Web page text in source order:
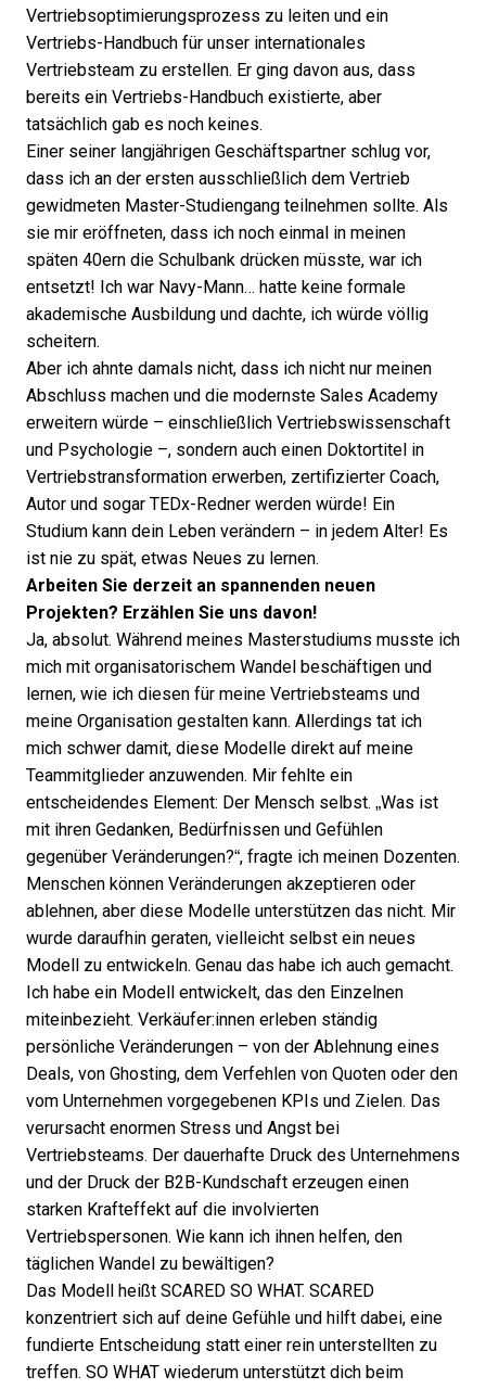
Vertriebsoptimierungsprozess zu leiten und ein
Vertriebs-Handbuch für unser internationales
Vertriebsteam zu erstellen. Er ging davon aus, dass
bereits ein Vertriebs-Handbuch existierte, aber
tatsächlich gab es noch keines.
Einer seiner langjährigen Geschäftspartner schlug vor,
dass ich an der ersten ausschließlich dem Vertrieb
gewidmeten Master-Studiengang teilnehmen sollte. Als
sie mir eröffneten, dass ich noch einmal in meinen
späten 40ern die Schulbank drücken müsste, war ich
entsetzt! Ich war Navy-Mann… hatte keine formale
akademische Ausbildung und dachte, ich würde völlig
scheitern.
Aber ich ahnte damals nicht, dass ich nicht nur meinen
Abschluss machen und die modernste Sales Academy
erweitern würde – einschließlich Vertriebswissenschaft
und Psychologie –, sondern auch einen Doktortitel in
Vertriebstransformation erwerben, zertifizierter Coach,
Autor und sogar TEDx-Redner werden würde! Ein
Studium kann dein Leben verändern – in jedem Alter! Es
ist nie zu spät, etwas Neues zu lernen.
Arbeiten Sie derzeit an spannenden neuen
Projekten? Erzählen Sie uns davon!
Ja, absolut. Während meines Masterstudiums musste ich
mich mit organisatorischem Wandel beschäftigen und
lernen, wie ich diesen für meine Vertriebsteams und
meine Organisation gestalten kann. Allerdings tat ich
mich schwer damit, diese Modelle direkt auf meine
Teammitglieder anzuwenden. Mir fehlte ein
entscheidendes Element: Der Mensch selbst. „Was ist
mit ihren Gedanken, Bedürfnissen und Gefühlen
gegenüber Veränderungen?“, fragte ich meinen Dozenten.
Menschen können Veränderungen akzeptieren oder
ablehnen, aber diese Modelle unterstützen das nicht. Mir
wurde daraufhin geraten, vielleicht selbst ein neues
Modell zu entwickeln. Genau das habe ich auch gemacht.
Ich habe ein Modell entwickelt, das den Einzelnen
miteinbezieht. Verkäufer:innen erleben ständig
persönliche Veränderungen – von der Ablehnung eines
Deals, von Ghosting, dem Verfehlen von Quoten oder den
vom Unternehmen vorgegebenen KPIs und Zielen. Das
verursacht enormen Stress und Angst bei
Vertriebsteams. Der dauerhafte Druck des Unternehmens
und der Druck der B2B-Kundschaft erzeugen einen
starken Krafteffekt auf die involvierten
Vertriebspersonen. Wie kann ich ihnen helfen, den
täglichen Wandel zu bewältigen?
Das Modell heißt SCARED SO WHAT. SCARED
konzentriert sich auf deine Gefühle und hilft dabei, eine
fundierte Entscheidung statt einer rein unterstellten zu
treffen. SO WHAT wiederum unterstützt dich beim